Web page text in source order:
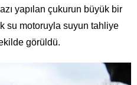
yapılan çukurun büyük bir
su motoruyla suyun tahliye
görüldü.